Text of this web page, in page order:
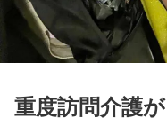
重度訪問介護